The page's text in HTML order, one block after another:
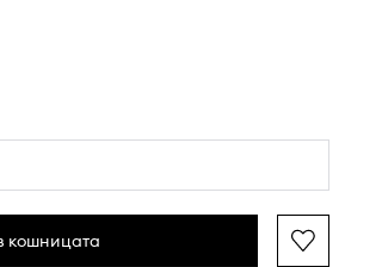
кошницата